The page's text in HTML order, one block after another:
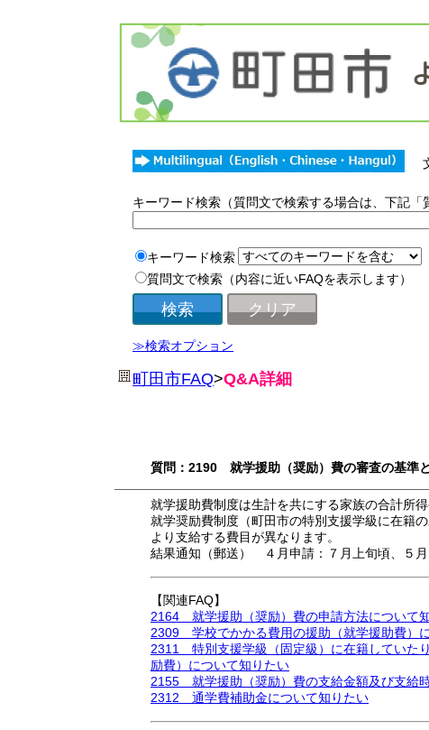
キーワード検索（質問文で検索する場合は、下記「
キーワード検索
質問文で検索（内容に近いFAQを表示します）
≫検索オプション
町田市FAQ>Q&A詳細
質問：2190 就学援助（奨励）費の審査の基準
就学援助費制度は生計を共にする家族の合計所
就学奨励費制度（町田市の特別支援学級に在籍
より支給する費目が異なります。
結果通知（郵送） ４月申請：７月上旬頃、５月
【関連FAQ】
2164 就学援助（奨励）費の申請方法について知
2309 学校でかかる費用の援助（就学援助費）
2311 特別支援学級（固定級）に在籍していた
励費）について知りたい
2155 就学援助（奨励）費の支給金額及び支給時
2312 通学費補助金について知りたい